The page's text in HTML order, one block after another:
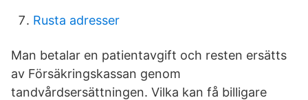
Rusta adresser
Man betalar en patientavgift och resten ersätts
av Försäkringskassan genom
tandvårdsersättningen. Vilka kan få billigare